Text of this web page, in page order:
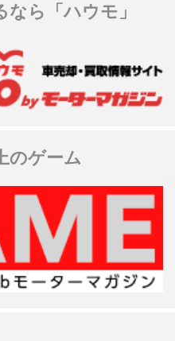
ら「ハウモ」
のゲーム